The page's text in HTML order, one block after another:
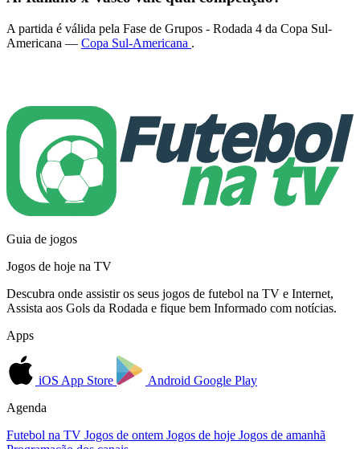
A partida é válida pela Fase de Grupos - Rodada 4 da Copa Sul-
Americana — Copa Sul-Americana .
Guia de jogos
Jogos de hoje na TV
Descubra onde assistir os seus jogos de futebol na TV e Internet,
Assista aos Gols da Rodada e fique bem Informado com notícias.
Apps
iOS App Store Android Google Play
Agenda
Futebol na TV Jogos de ontem Jogos de hoje Jogos de amanhã